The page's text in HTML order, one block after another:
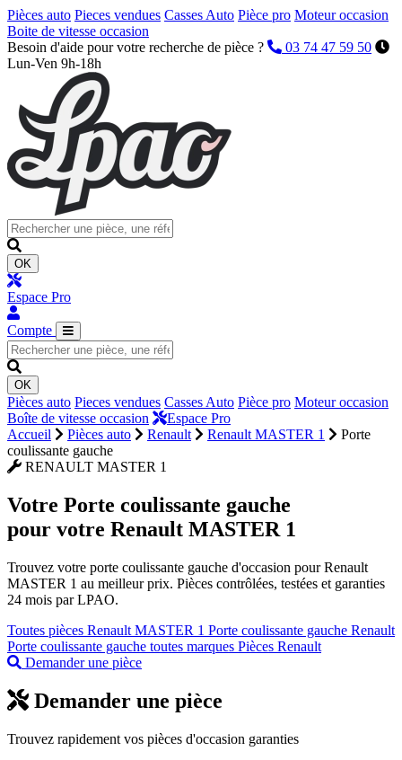
Pièces auto Pieces vendues Casses Auto Pièce pro Moteur occasion
Boite de vitesse occasion
Besoin d'aide pour votre recherche de pièce ?
03 74 47 59 50
Lun-Ven 9h-18h
OK
Espace Pro
Compte
OK
Pièces auto Pieces vendues Casses Auto Pièce pro Moteur occasion
Boîte de vitesse occasion
Espace Pro
Accueil
Pièces auto Renault Renault MASTER 1
Porte
coulissante gauche
RENAULT MASTER 1
Votre Porte coulissante gauche
pour votre Renault MASTER 1
Trouvez votre porte coulissante gauche d'occasion pour Renault
MASTER 1 au meilleur prix. Pièces contrôlées, testées et garanties
24 mois par LPAO.
Toutes pièces Renault MASTER 1 Porte coulissante gauche Renault
Porte coulissante gauche toutes marques Pièces Renault
Demander une pièce
Demander une pièce
Trouvez rapidement vos pièces d'occasion garanties